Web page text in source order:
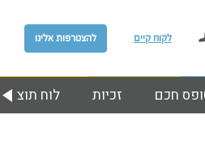
להצטרפות אלינו לקוח קיים
לוח זכיות חכם